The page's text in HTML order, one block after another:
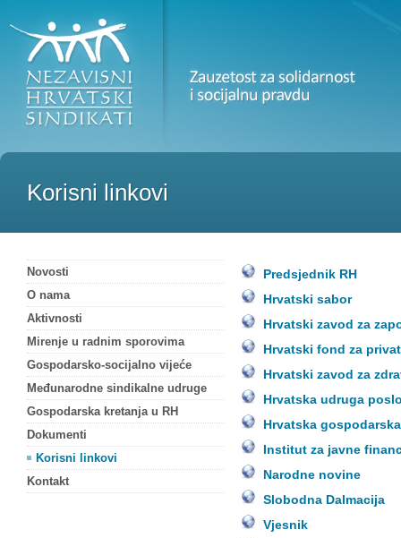
Korisni linkovi
Predsjednik RH
Hrvatski sabor
Hrvatski zavod za
Hrvatski fond za
Hrvatski zavod za
Hrvatska udruga
Hrvatska
Institut za javne
Narodne novine
Slobodna Dalmacija
Vjesnik
Novosti
O nama
Aktivnosti
Mirenje u radnim sporovima
Gospodarsko-socijalno vijeće
Međunarodne sindikalne udruge
Gospodarska kretanja u RH
Dokumenti
Korisni linkovi
Kontakt